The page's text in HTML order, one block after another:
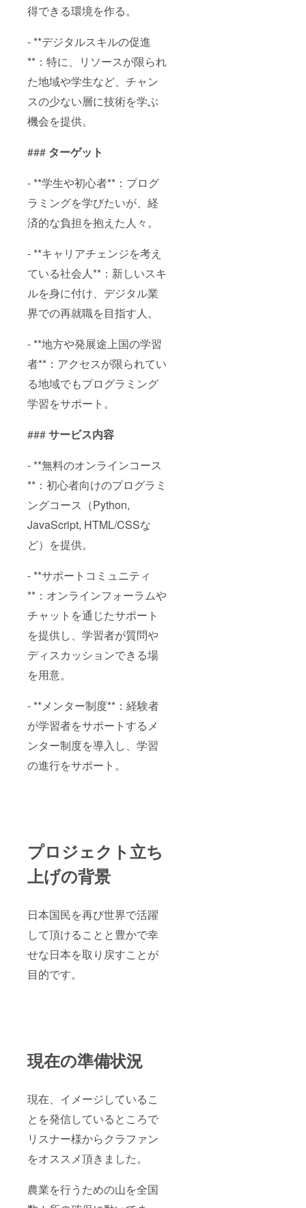
得できる環境を作る。
- **デジタルスキルの促進
**：特に、リソースが限られ
た地域や学生など、チャン
スの少ない層に技術を学ぶ
機会を提供。
### ターゲット
- **学生や初心者**：プログ
ラミングを学びたいが、経
済的な負担を抱えた人々。
- **キャリアチェンジを考え
ている社会人**：新しいスキ
ルを身に付け、デジタル業
界での再就職を目指す人。
- **地方や発展途上国の学習
者**：アクセスが限られてい
る地域でもプログラミング
学習をサポート。
###サービス内容
- **無料のオンラインコース
**：初心者向けのプログラミ
ングコース（Python,
JavaScript, HTML/CSSな
ど）を提供。
- **サポートコミュニティ
**：オンラインフォーラムや
チャットを通じたサポート
を提供し、学習者が質問や
ディスカッションできる場
を用意。
- **メンター制度**：経験者
が学習者をサポートするメ
ンター制度を導入し、学習
の進行をサポート。
プロジェクト立ち
上げの背景
日本国民を再び世界で活躍
して頂けることと豊かで幸
せな日本を取り戻すことが
目的です。
現在の準備状況
現在、イメージしているこ
とを発信しているところで
リスナー様からクラファン
をオススメ頂きました。
農業を行うための山を全国